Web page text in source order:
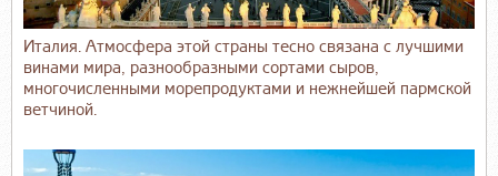
Италия. Атмосфера этой страны тесно связана с лучшими
винами мира, разнообразными сортами сыров,
многочисленными морепродуктами и нежнейшей пармской
ветчиной.